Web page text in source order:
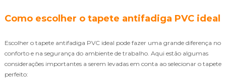
Como escolher o tapete antifadiga PVC ideal
Escolher o tapete antifadiga PVC ideal pode fazer uma grande diferença no
conforto e na segurança do ambiente de trabalho. Aqui estão algumas
considerações importantes a serem levadas em conta ao selecionar o tapete
perfeito: